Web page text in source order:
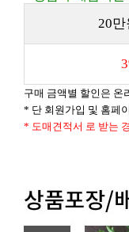
20만
구매 금액별 할인은 온
* 단 회원가입 및 홈페
* 도매견적서 로 받는